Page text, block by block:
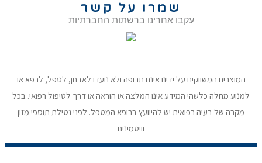
שמרו על קשר
עקבו אחרינו ברשתות החברתיות
המוצרים המשווקים על ידינו אינם תרופה ולא נועדו לאבחן, לטפל, לרפא או
למנוע מחלה כלשהי המידע אינו המלצה או הוראה או דרך לטיפול רפואי. בכל
מקרה של בעיה רפואית יש להיוועץ ברופא המטפל. לפני נטילת תוספי מזון
וויטמינים